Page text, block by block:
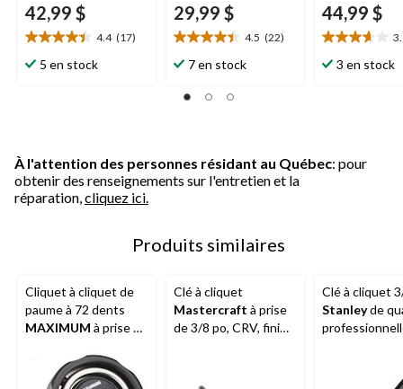
42,99 $
4.4 (17)
4.4
étoile(s)
5 en stock
29,99 $
4.5 (22)
4.5
étoile(s)
5.
7 en stock
44,99 $
3.6
étoile(s)
3 en stock
À l'attention des personnes résidant au Québec: pour
obtenir des renseignements sur l'entretien et la
réparation, cliquez ici.
Produits similaires
Cliquet à cliquet de
paume à 72 dents
MAXIMUM à prise de
Clé à cliquet
Mastercraft à prise
de 3/8 po, CRV, fini
Clé à cliquet
Stanleyde